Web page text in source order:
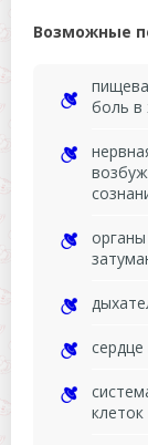
Возможные
боль в
клеток